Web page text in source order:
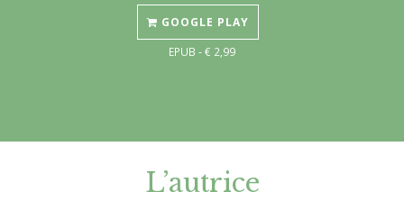
GOOGLE PLAY
EPUB - € 2,99
L’autrice